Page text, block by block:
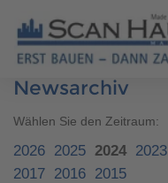
HÄUSER
MUSTERHÄUSER
Newsarchiv
Wählen Sie den Zeitraum:
2026 2025 2024 2023
2017 2016 2015